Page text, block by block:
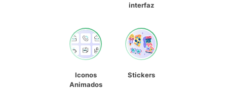
interfaz
Iconos
Animados
Stickers